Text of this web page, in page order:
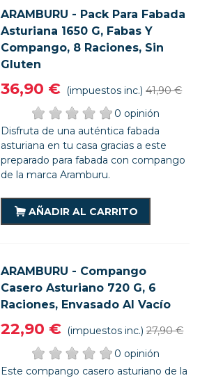
ARAMBURU - Pack Para Fabada
Asturiana 1650 G, Fabas Y
Compango, 8 Raciones, Sin
Gluten
36,90 € (impuestos inc.) 41,90 €
0 opinión
Disfruta de una auténtica fabada
asturiana en tu casa gracias a este
preparado para fabada con compango
de la marca Aramburu.
AÑADIR AL CARRITO
ARAMBURU - Compango
Casero Asturiano 720 G, 6
Raciones, Envasado Al Vacío
22,90 € (impuestos inc.) 27,90 €
0 opinión
Este compango casero asturiano de la